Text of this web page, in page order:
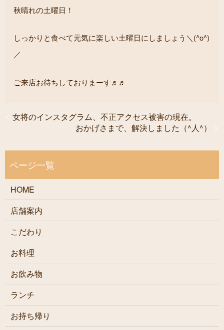
秋晴れの土曜日！
しっかりと食べて元気に楽しい土曜日にしましょう＼(^o^)
／
ご来店お待ちしておりまーす♬♬
女将のインスタグラム、不正アクセス被害の現在。
おかげさまで、解決しました（^人^）
HOME
店舗案内
こだわり
お料理
お飲み物
ランチ
お持ち帰り